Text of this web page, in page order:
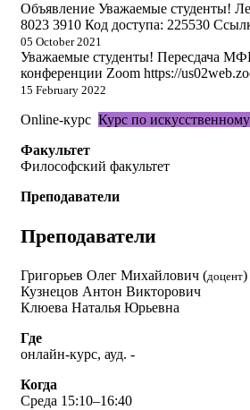
Объявление Уважаемые студенты!
8023 3910 Код доступа: 225530
05 October 2021
Уважаемые студенты! Пересдача
конференции Zoom https://
15 February 2022
Online-курс Курс по
Факультет
Философский факультет
Преподаватели
Преподаватели
Григорьев Олег Михайлович (доцент)
Кузнецов Антон Викторович
Клюева Наталья Юрьевна
Где
онлайн-курс, ауд. -
Когда
Среда 15:10–16:40